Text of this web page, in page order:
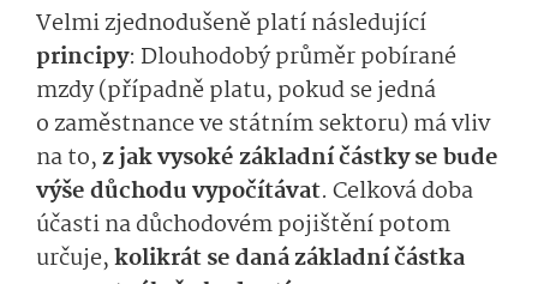
Velmi zjednodušeně platí následující
principy: Dlouhodobý průměr pobírané
mzdy (případně platu, pokud se jedná
o zaměstnance ve státním sektoru) má vliv
na to,z jak vysoké základní částky se bude
výše důchodu vypočítávat. Celková doba
účasti na důchodovém pojištění potom
určuje,kolikrát se daná základní částka